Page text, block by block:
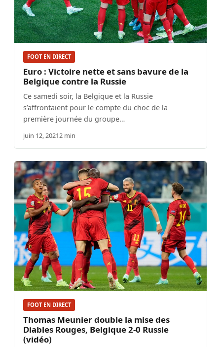
FOOT EN DIRECT
Euro : Victoire nette et sans bavure de la
Belgique contre la Russie
Ce samedi soir, la Belgique et la Russie
s’affrontaient pour le compte du choc de la
première journée du groupe…
juin 12, 20212 min
FOOT EN DIRECT
Thomas Meunier double la mise des
Diables Rouges, Belgique 2-0 Russie
(vidéo)